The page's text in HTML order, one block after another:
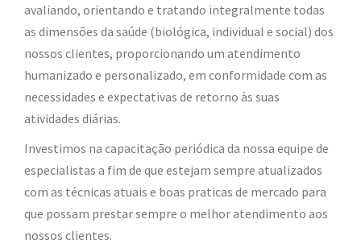
avaliando, orientando e tratando integralmente todas
as dimensões da saúde (biológica, individual e social) dos
nossos clientes, proporcionando um atendimento
humanizado e personalizado, em conformidade com as
necessidades e expectativas de retorno às suas
atividades diárias.
Investimos na capacitação periódica da nossa equipe de
especialistas a fim de que estejam sempre atualizados
com as técnicas atuais e boas praticas de mercado para
que possam prestar sempre o melhor atendimento aos
nossos clientes.